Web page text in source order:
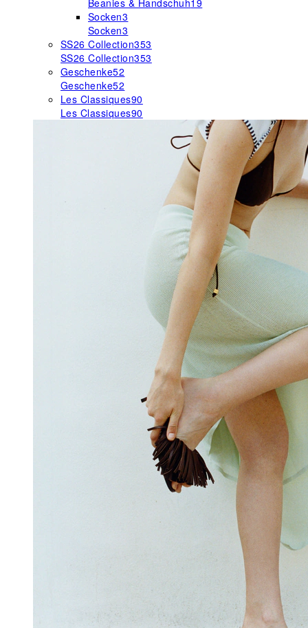
Beanies & Handschuh19
Socken3
Socken3
SS26 Collection353
SS26 Collection353
Geschenke52
Geschenke52
Les Classiques90
Les Classiques90